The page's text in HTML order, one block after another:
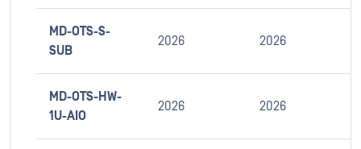
MD-OTS-S-
SUB
2026 2026
MD-OTS-HW-
1U-AIO
2026 2026